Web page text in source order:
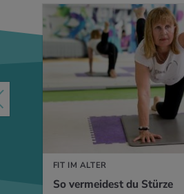
FIT IM ALTER
So ver­mei­dest du Stür­ze
MEHR ERFAHREN